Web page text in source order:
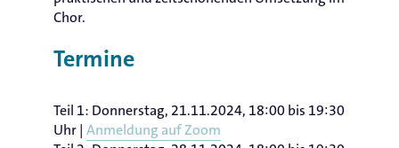
Chor.
Termine
Teil 1: Donnerstag, 21.11.2024, 18:00 bis 19:30
Uhr | Anmeldung auf Zoom